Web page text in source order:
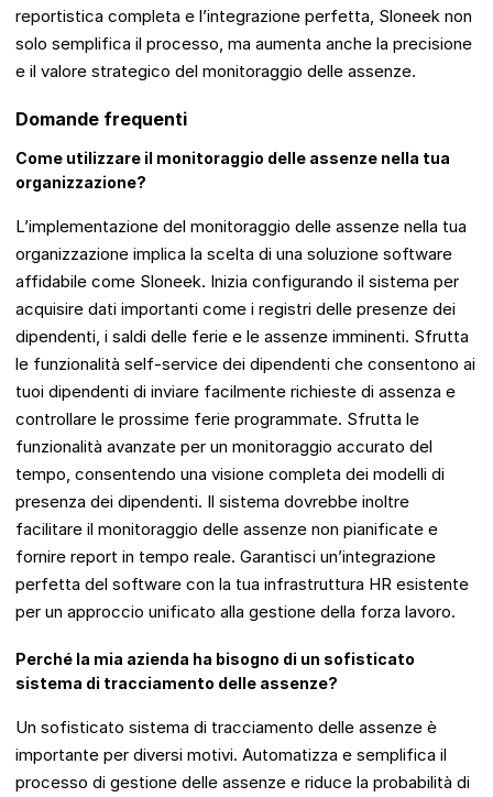
reportistica completa e l’integrazione perfetta, Sloneek non
solo semplifica il processo, ma aumenta anche la precisione
e il valore strategico del monitoraggio delle assenze.
Domande frequenti
Come utilizzare il monitoraggio delle assenze nella tua
organizzazione?
L’implementazione del monitoraggio delle assenze nella tua
organizzazione implica la scelta di una soluzione software
affidabile come Sloneek. Inizia configurando il sistema per
acquisire dati importanti come i registri delle presenze dei
dipendenti, i saldi delle ferie e le assenze imminenti. Sfrutta
le funzionalità self-service dei dipendenti che consentono ai
tuoi dipendenti di inviare facilmente richieste di assenza e
controllare le prossime ferie programmate. Sfrutta le
funzionalità avanzate per un monitoraggio accurato del
tempo, consentendo una visione completa dei modelli di
presenza dei dipendenti. Il sistema dovrebbe inoltre
facilitare il monitoraggio delle assenze non pianificate e
fornire report in tempo reale. Garantisci un’integrazione
perfetta del software con la tua infrastruttura HR esistente
per un approccio unificato alla gestione della forza lavoro.
Perché la mia azienda ha bisogno di un sofisticato
sistema di tracciamento delle assenze?
Un sofisticato sistema di tracciamento delle assenze è
importante per diversi motivi. Automatizza e semplifica il
processo di gestione delle assenze e riduce la probabilità di